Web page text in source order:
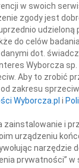
i żalu
w swoich
zgody jest
udzieloną
do celów
dot.
Wyborcza sp.
Aby to zrobić
zakresu
Wyborcza.pl i
i
urządzeniu
prywatności”